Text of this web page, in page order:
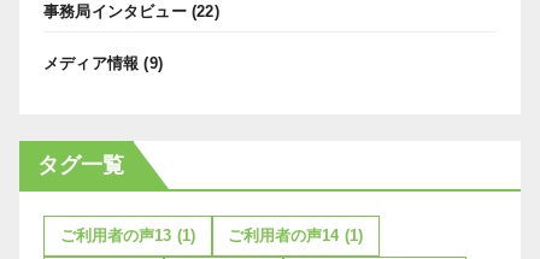
事務局インタビュー(22)
メディア情報 (9)
タグ一覧
ご利用者の声13 (1) ご利用者の声14 (1)